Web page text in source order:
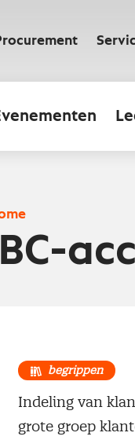
begrippen
Indeling van
grote groep